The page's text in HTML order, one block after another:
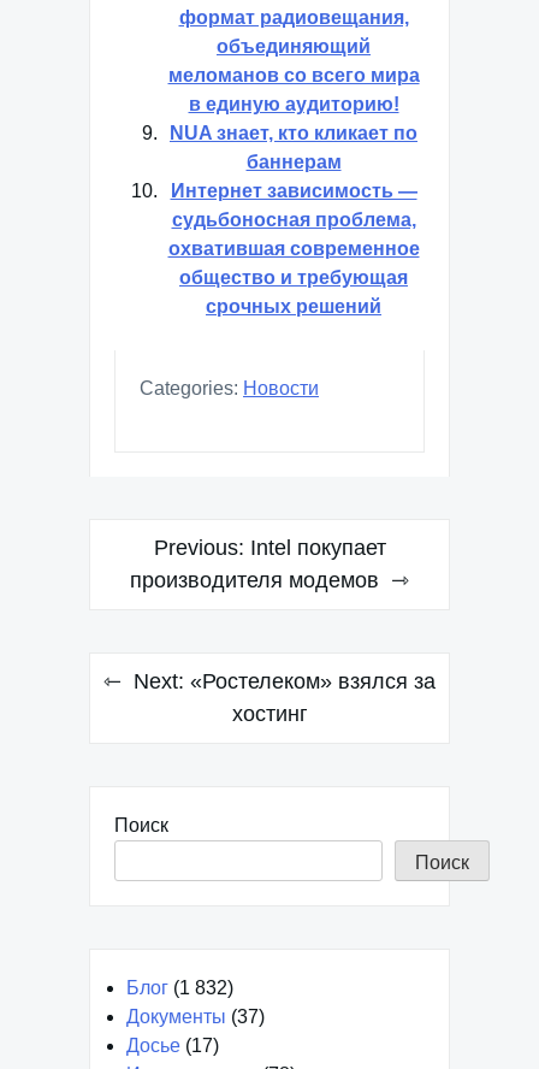
формат радиовещания,
объединяющий
меломанов со всего мира
в единую аудиторию!
NUA знает, кто кликает по
баннерам
Интернет зависимость —
судьбоносная проблема,
охватившая современное
общество и требующая
срочных решений
Categories: Новости
Навигация
Previous: Intel покупает
производителя модемов
Next: «Ростелеком» взялся за
хостинг
Поиск
Поиск
Блог (1 832)
Документы (37)
Досье (17)